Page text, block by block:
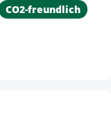
CO2-freundlich